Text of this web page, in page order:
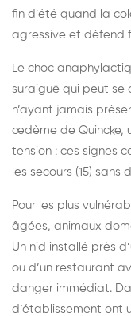
fin d’été quand la
agressive et défend
Le choc
suraiguë qui peut se
n’ayant jamais
œdème de Quincke,
tension : ces signes
les secours (15)
Pour les plus
âgées, animaux
Un nid installé près
ou d’un restaurant
danger immédiat.
d’établissement ont